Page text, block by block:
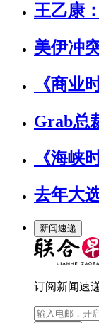
王乙康
美伊冲
《商业
Grab总
《海峡
去年大
新闻速递
订阅新闻速